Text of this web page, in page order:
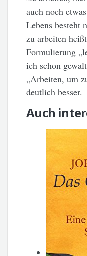
auch noch
Lebens besteht
zu arbeiten
Formulierung
ich schon
„Arbeiten, um
deutlich besser.
Auch